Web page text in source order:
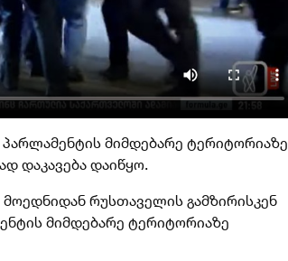
მიმდებარე ტერიტორიაზე
დაკავება დაიწყო.
რუსთაველის გამზირისკენ
მიმდებარე ტერიტორიაზე